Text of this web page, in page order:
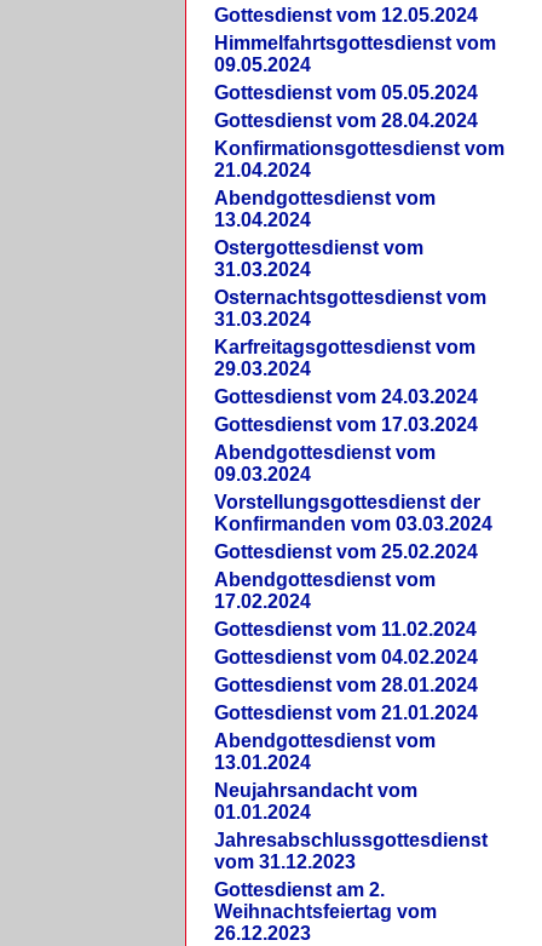
Gottesdienst vom 12.05.2024
Himmelfahrtsgottesdienst vom
09.05.2024
Gottesdienst vom 05.05.2024
Gottesdienst vom 28.04.2024
Konfirmationsgottesdienst vom
21.04.2024
Abendgottesdienst vom
13.04.2024
Ostergottesdienst vom
31.03.2024
Osternachtsgottesdienst vom
31.03.2024
Karfreitagsgottesdienst vom
29.03.2024
Gottesdienst vom 24.03.2024
Gottesdienst vom 17.03.2024
Abendgottesdienst vom
09.03.2024
Vorstellungsgottesdienst der
Konfirmanden vom 03.03.2024
Gottesdienst vom 25.02.2024
Abendgottesdienst vom
17.02.2024
Gottesdienst vom 11.02.2024
Gottesdienst vom 04.02.2024
Gottesdienst vom 28.01.2024
Gottesdienst vom 21.01.2024
Abendgottesdienst vom
13.01.2024
Neujahrsandacht vom
01.01.2024
Jahresabschlussgottesdienst
vom 31.12.2023
Gottesdienst am 2.
Weihnachtsfeiertag vom
26.12.2023